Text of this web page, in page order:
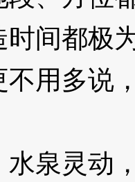
间都极
多说，
泉灵动，